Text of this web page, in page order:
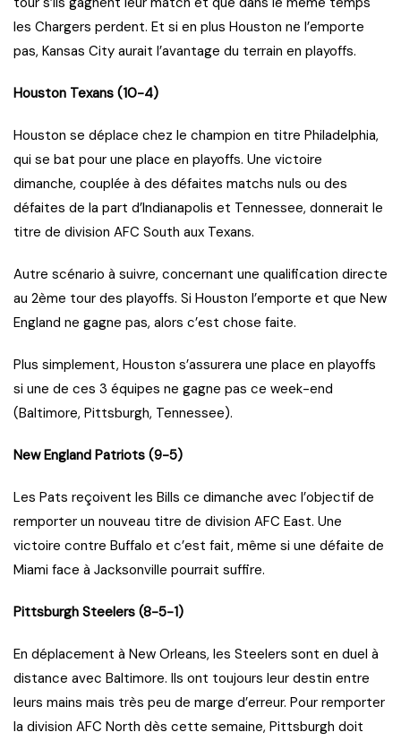
les Chargers perdent. Et si en plus Houston ne l’emporte
pas, Kansas City aurait l’avantage du terrain en playoffs.
Houston Texans (10-4)
Houston se déplace chez le champion en titre Philadelphia,
qui se bat pour une place en playoffs. Une victoire
dimanche, couplée à des défaites matchs nuls ou des
défaites de la part d’Indianapolis et Tennessee, donnerait le
titre de division AFC South aux Texans.
Autre scénario à suivre, concernant une qualification directe
au 2ème tour des playoffs. Si Houston l’emporte et que New
England ne gagne pas, alors c’est chose faite.
Plus simplement, Houston s’assurera une place en playoffs
si une de ces 3 équipes ne gagne pas ce week-end
(Baltimore, Pittsburgh, Tennessee).
New England Patriots (9-5)
Les Pats reçoivent les Bills ce dimanche avec l’objectif de
remporter un nouveau titre de division AFC East. Une
victoire contre Buffalo et c’est fait, même si une défaite de
Miami face à Jacksonville pourrait suffire.
Pittsburgh Steelers (8-5-1)
En déplacement à New Orleans, les Steelers sont en duel à
distance avec Baltimore. Ils ont toujours leur destin entre
leurs mains mais très peu de marge d’erreur. Pour remporter
la division AFC North dès cette semaine, Pittsburgh doit